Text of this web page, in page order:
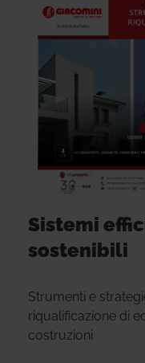
Sistemi
sostenibili
Strumenti e
riqualificazione di
costruzioni